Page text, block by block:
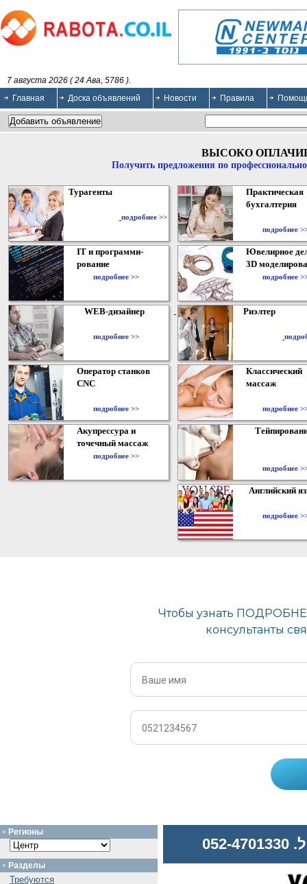
7 августа 2026 ( 24 Ава, 5786 ).
Главная
Доска объявлений Новости Правила
ВЫСОКО
Получить предложения по
Турагенты
подробнее >>
Практическая
бухгалтерия
подробнее
IT и программи-
рование
подробнее >>
Ювелирное
3D
подробнее
WEB-дизайнер
подробнее >>
Риэлтер
Оператор станков
CNC
подробнее >>
Классический
массаж
подробнее
Акупрессура и
точечный массаж
подробнее >>
подробнее
Английский
подробнее
Регионы
Разделы
Требуются